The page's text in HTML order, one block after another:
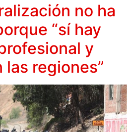
no ha
“sí hay
y
las regiones”